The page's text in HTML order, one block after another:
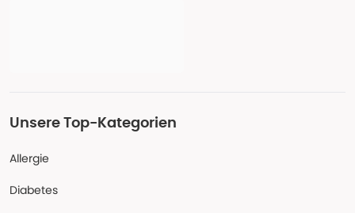
Unsere Top-Kategorien
Allergie
Diabetes